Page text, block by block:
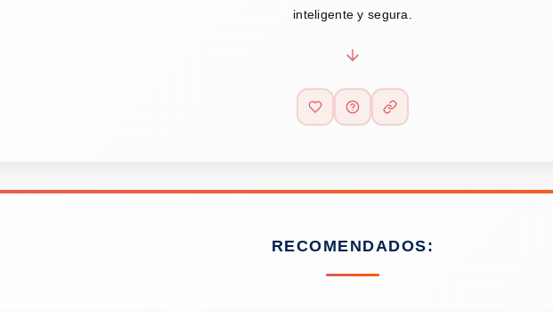
inteligente y segura.
RECOMENDADOS: